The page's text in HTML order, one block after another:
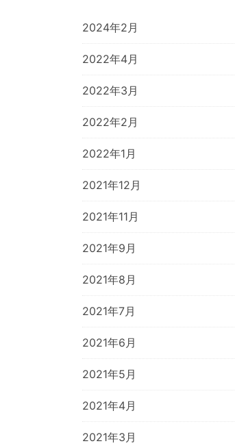
2024年2月
2022年4月
2022年3月
2022年2月
2022年1月
2021年12月
2021年11月
2021年9月
2021年8月
2021年7月
2021年6月
2021年5月
2021年4月
2021年3月